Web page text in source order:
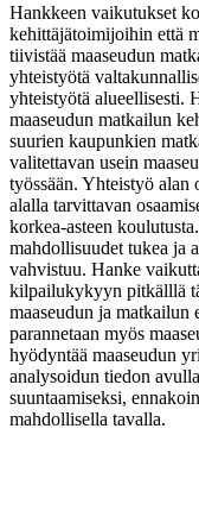
Hankkeen vaikutukset
kehittäjätoimijoihin että
tiivistää maaseudun
yhteistyötä
yhteistyötä alueellisesti.
maaseudun matkailun
suurien kaupunkien
valitettavan usein
työssään. Yhteistyö alan
alalla tarvittavan
korkea-asteen
mahdollisuudet tukea ja
vahvistuu. Hanke
kilpailukykyyn pitkälllä
maaseudun ja matkailun
parannetaan myös
hyödyntää maaseudun
analysoidun tiedon
suuntaamiseksi,
mahdollisella tavalla.